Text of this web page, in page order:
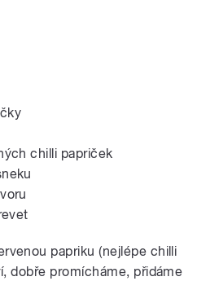
chilli papriček
papriku (nejlépe chilli
dobře promícháme, přidáme